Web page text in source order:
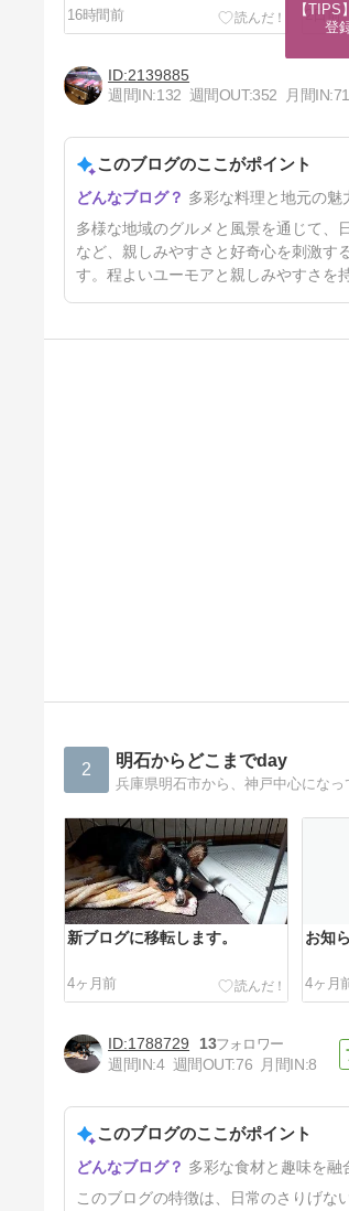
16時間前 2日前
まじめや 明石店 明石魚ん棚
5日前
2139885
週間IN:132 週間OUT:352 月間IN:
このブログのここがポイント
多彩な料理と地元の魅
多様な地域のグルメと風景を通じて、
など、親しみやすさと好奇心を刺激す
す。程よいユーモアと親しみやすさを
2 明石からどこまでday
新ブログに移転します。
4ヶ月前
お知
4ヶ月
キャベツタンメン マイフレン
ド
4ヶ月前
1788729
13
週間IN:4 週間OUT:76 月間IN:8
このブログのここがポイント
多彩な食材と趣味を融
このブログの特徴は、日常のさりげな
【TIPS
登